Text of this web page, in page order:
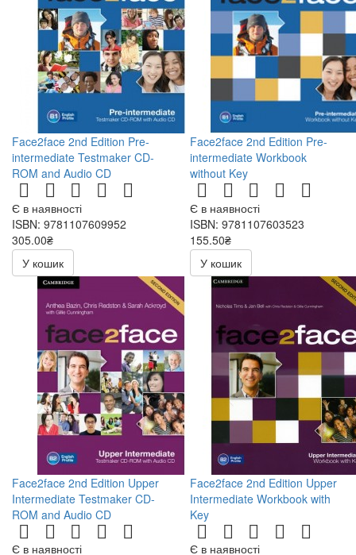
Face2face 2nd Edition Pre-
intermediate Testmaker CD-
ROM and Audio CD
Є в наявності
ISBN: 9781107609952
305.00₴
610.00₴
У кошик
Face2face 2nd Edition Pre-
intermediate Workbook
without Key
Є в наявності
ISBN: 9781107603523
155.50₴
311.00₴
У кошик
Face2face 2nd Edition Upper
Intermediate Testmaker CD-
ROM and Audio CD
Є в наявності
Face2face 2nd Edition Upper
Intermediate Workbook with
Key
Є в наявності